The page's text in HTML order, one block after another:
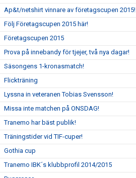
Ap&t/netshirt vinnare av företagscupen 2015!
Följ Företagscupen 2015 här!
Företagscupen 2015
Prova på innebandy för tjejer, två nya dagar!
Säsongens 1-kronasmatch!
Flickträning
Lyssna in veteranen Tobias Svensson!
Missa inte matchen på ONSDAG!
Tranemo har bäst publik!
Träningstider vid TIF-cuper!
Gothia cup
Tranemo IBK´s klubbprofil 2014/2015